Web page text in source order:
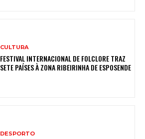
CULTURA
FESTIVAL INTERNACIONAL DE FOLCLORE TRAZ
SETE PAÍSES À ZONA RIBEIRINHA DE ESPOSENDE
DESPORTO